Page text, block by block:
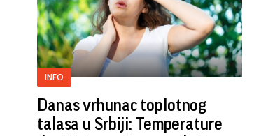
INFO
Danas vrhunac toplotnog
talasa u Srbiji: Temperature